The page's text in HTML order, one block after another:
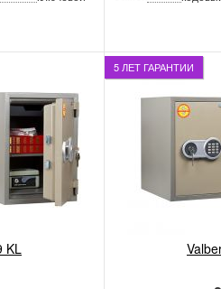
KL
5 ЛЕТ ГАРАНТИИ